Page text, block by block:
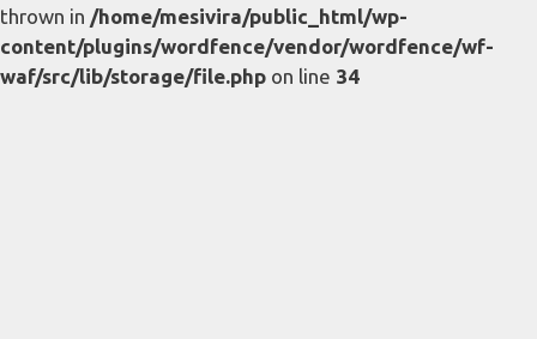
thrown in /home/mesivira/public_html/wp-
content/plugins/wordfence/vendor/wordfence/wf-
waf/src/lib/storage/file.php on line 34